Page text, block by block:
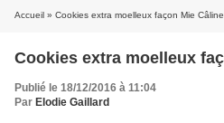
Accueil » Cookies extra moelleux façon Mie Câline
Cookies extra moelleux
Publié le 18/12/2016 à 11:04
Par Elodie Gaillard